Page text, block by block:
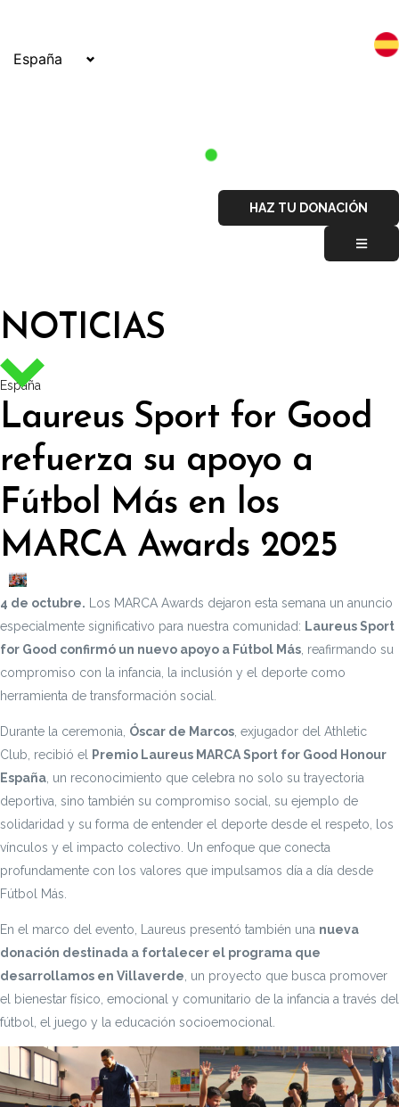
España
HAZ TU DONACIÓN
NOTICIAS
España
Laureus Sport for Good
refuerza su apoyo a
Fútbol Más en los
MARCA Awards 2025
4 de octubre. Los MARCA Awards dejaron esta semana un anuncio
especialmente significativo para nuestra comunidad: Laureus Sport
for Good confirmó un nuevo apoyo a Fútbol Más , reafirmando su
compromiso con la infancia, la inclusión y el deporte como
herramienta de transformación social.
Durante la ceremonia, Óscar de Marcos , exjugador del Athletic
Club, recibió el Premio Laureus MARCA Sport for Good Honour
España , un reconocimiento que celebra no solo su trayectoria
deportiva, sino también su compromiso social, su ejemplo de
solidaridad y su forma de entender el deporte desde el respeto, los
vínculos y el impacto colectivo. Un enfoque que conecta
profundamente con los valores que impulsamos día a día desde
Fútbol Más.
En el marco del evento, Laureus presentó también una nueva
donación destinada a fortalecer el programa que
desarrollamos en Villaverde , un proyecto que busca promover
el bienestar físico, emocional y comunitario de la infancia a través del
fútbol, el juego y la educación socioemocional.